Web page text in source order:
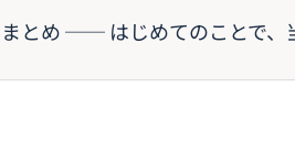
まとめ ── はじめてのことで、